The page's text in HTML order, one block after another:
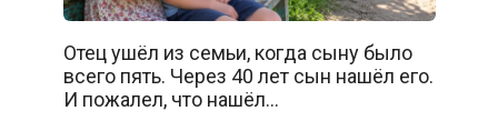
Отец ушёл из семьи, когда сыну было
всего пять. Через 40 лет сын нашёл его.
И пожалел, что нашёл…